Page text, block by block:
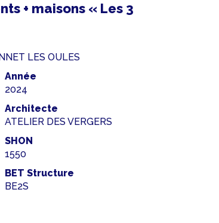
+ maisons « Les 3
LES OULES
Année
2024
Architecte
ATELIER DES VERGERS
SHON
1550
BET Structure
BE2S